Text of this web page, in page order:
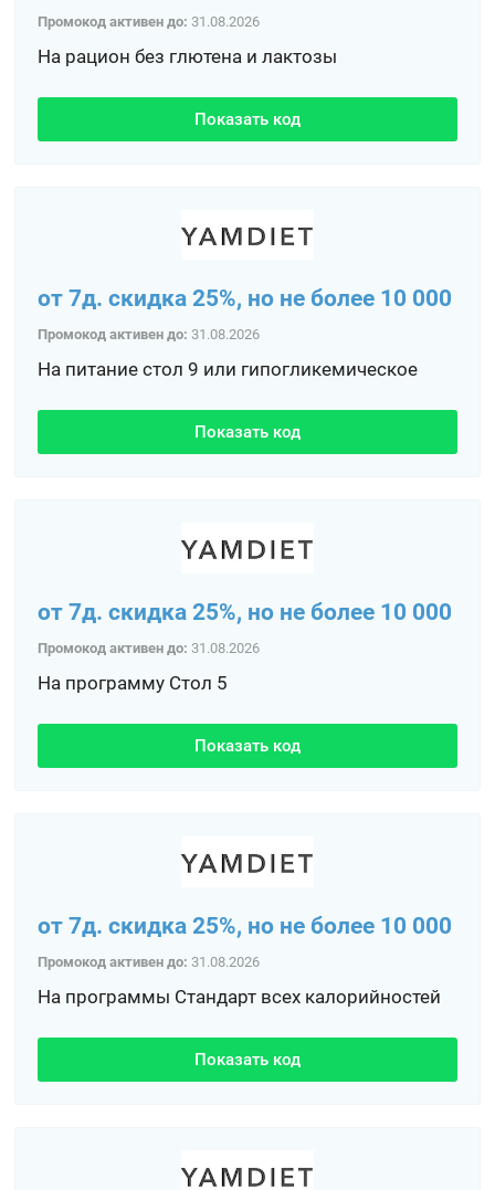
Промокод активен до: 31.08.2026
На рацион без глютена и лактозы
Показать код
от 7д. скидка 25%, но не более 10 000
Промокод активен до: 31.08.2026
На питание стол 9 или гипогликемическое
Показать код
от 7д. скидка 25%, но не более 10 000
Промокод активен до: 31.08.2026
На программу Стол 5
Показать код
от 7д. скидка 25%, но не более 10 000
Промокод активен до: 31.08.2026
На программы Стандарт всех калорийностей
Показать код